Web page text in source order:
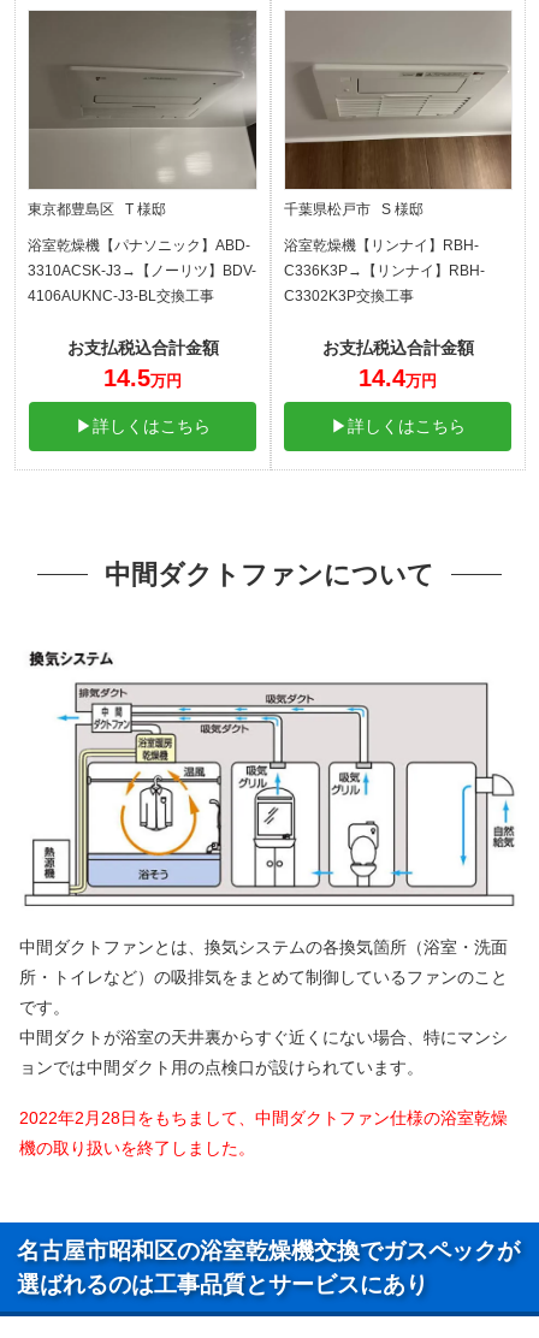
東京都豊島区 T 様邸
浴室乾燥機【パナソニック】ABD-
3310ACSK-J3→【ノーリツ】BDV-
4106AUKNC-J3-BL交換工事
お支払税込合計金額
14.5万円
▶詳しくはこちら
千葉県松戸市 S 様邸
浴室乾燥機【リンナイ】RBH-
C336K3P→【リンナイ】RBH-
C3302K3P交換工事
お支払税込合計金額
14.4万円
▶詳しくはこちら
中間ダクトファンについて
中間ダクトファンとは、換気システムの各換気箇所（浴室・洗面
所・トイレなど）の吸排気をまとめて制御しているファンのこと
です。
中間ダクトが浴室の天井裏からすぐ近くにない場合、特にマンシ
ョンでは中間ダクト用の点検口が設けられています。
2022年2月28日をもちまして、中間ダクトファン仕様の浴室乾燥
機の取り扱いを終了しました。
名古屋市昭和区の浴室乾燥機交換でガスペックが
選ばれるのは工事品質とサービスにあり